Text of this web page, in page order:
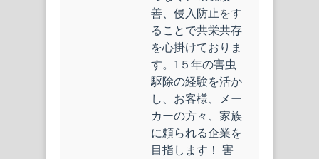
善、侵入防止をす
ることで共栄共存
を心掛けておりま
す。1５年の害虫
駆除の経験を活か
し、お客様、メー
カーの方々、家族
に頼られる企業を
目指します！ 害